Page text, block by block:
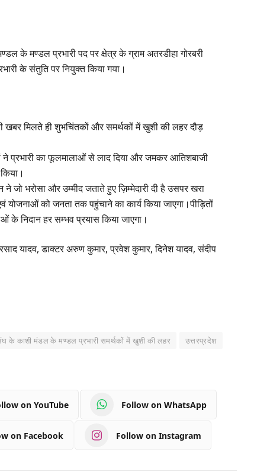
के मण्डल प्रभारी पद पर क्षेत्र के ग्राम अतरडीहा गोरबरी
के संतुति पर नियुक्त किया गया।
खबर मिलते ही शुभचिंतकों और समर्थकों में खुशी की लहर दौड़
प्रभारी का फूलमालाओं से लाद दिया और जमकर आतिशबाजी
जो भरोसा और उम्मीद जताते हुए ज़िम्मेदारी दी है उसपर खरा
योजनाओं को जनता तक पहुंचाने का कार्य किया जाएगा।पीड़ितों
निदान हर सम्भव प्रयास किया जाएगा।
यादव, डाक्टर अरुण कुमार, प्रवेश कुमार, दिनेश यादव, संदीप
के काशी मंडल के मण्डल प्रभारी समर्थकों में खुशी की लहर
उत्तरप्रदेश
on YouTube Follow on WhatsApp
on Facebook Follow on Instagram